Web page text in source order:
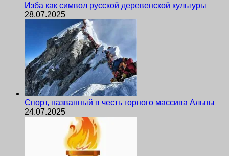
Изба как символ русской деревенской культуры
28.07.2025
Спорт, названный в честь горного массива Альпы
24.07.2025